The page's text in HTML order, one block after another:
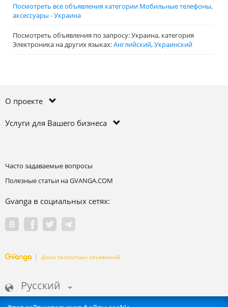
Посмотреть все объявления категории Мобильные телефоны,
аксессуары - Украина
Посмотреть объявления по запросу: Украина, категория
Электроника на других языках:Английский,Украинский
О проекте
Услуги для Вашего бизнеса
Часто задаваемые вопросы
Полезные статьи на GVANGA.COM
Gvanga в социальных сетях:
Доска бесплатных объявлений
Русский